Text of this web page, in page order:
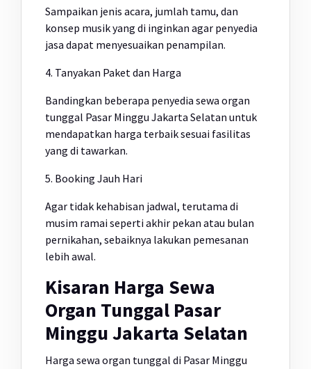
Sampaikan jenis acara, jumlah tamu, dan
konsep musik yang di inginkan agar penyedia
jasa dapat menyesuaikan penampilan.
4. Tanyakan Paket dan Harga
Bandingkan beberapa penyedia sewa organ
tunggal Pasar Minggu Jakarta Selatan untuk
mendapatkan harga terbaik sesuai fasilitas
yang di tawarkan.
5. Booking Jauh Hari
Agar tidak kehabisan jadwal, terutama di
musim ramai seperti akhir pekan atau bulan
pernikahan, sebaiknya lakukan pemesanan
lebih awal.
Kisaran Harga Sewa
Organ Tunggal Pasar
Minggu Jakarta Selatan
Harga sewa organ tunggal di Pasar Minggu